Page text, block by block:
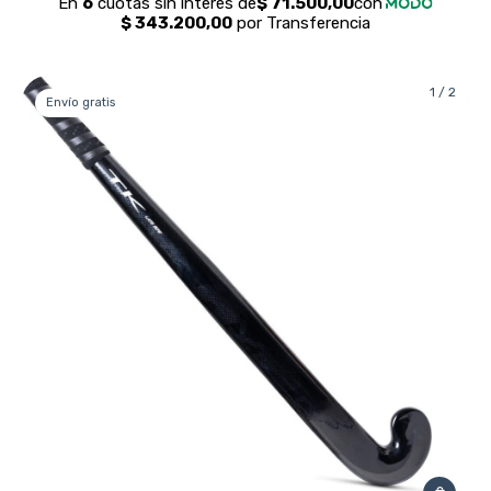
1 / 2
Envío gratis